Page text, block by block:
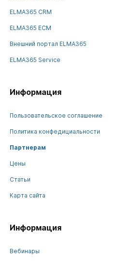
ELMA365 CRM
ELMA365 ECM
Внешний портал ELMA365
ELMA365 Service
Информация
Пользовательское соглашение
Политика конфедициальности
Партнерам
Цены
Статьи
Карта сайта
Информация
Вебинары